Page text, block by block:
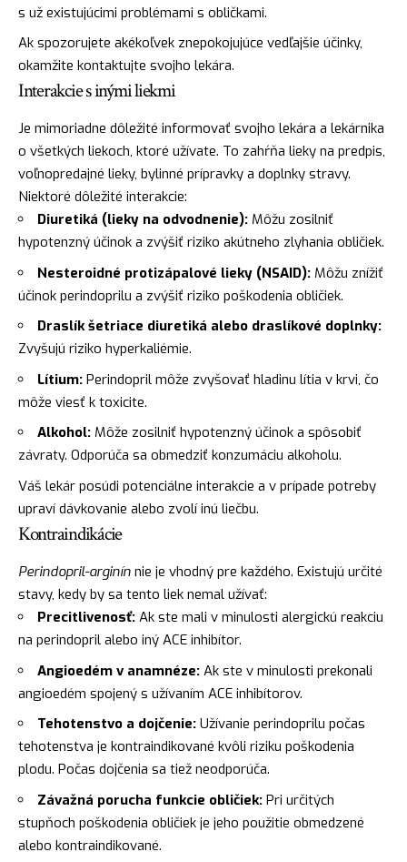
s už existujúcimi problémami s obličkami.
Ak spozorujete akékoľvek znepokojujúce vedľajšie účinky,
okamžite kontaktujte svojho lekára.
Interakcie s inými liekmi
Je mimoriadne dôležité informovať svojho lekára a lekárnika
o všetkých liekoch, ktoré užívate. To zahŕňa lieky na predpis,
voľnopredajné lieky, bylinné prípravky a doplnky stravy.
Niektoré dôležité interakcie:
Diuretiká (lieky na odvodnenie): Môžu zosilniť
hypotenzný účinok a zvýšiť riziko akútneho zlyhania obličiek.
Nesteroidné protizápalové lieky (NSAID): Môžu znížiť
účinok perindoprilu a zvýšiť riziko poškodenia obličiek.
Draslík šetriace diuretiká alebo draslíkové doplnky:
Zvyšujú riziko hyperkaliémie.
Lítium: Perindopril môže zvyšovať hladinu lítia v krvi, čo
môže viesť k toxicite.
Alkohol: Môže zosilniť hypotenzný účinok a spôsobiť
závraty. Odporúča sa obmedziť konzumáciu alkoholu.
Váš lekár posúdi potenciálne interakcie a v prípade potreby
upraví dávkovanie alebo zvolí inú liečbu.
Kontraindikácie
Perindopril-arginín nie je vhodný pre každého. Existujú určité
stavy, kedy by sa tento liek nemal užívať:
Precitlivenosť: Ak ste mali v minulosti alergickú reakciu
na perindopril alebo iný ACE inhibítor.
Angioedém v anamnéze: Ak ste v minulosti prekonali
angioedém spojený s užívaním ACE inhibítorov.
Tehotenstvo a dojčenie: Užívanie perindoprilu počas
tehotenstva je kontraindikované kvôli riziku poškodenia
plodu. Počas dojčenia sa tiež neodporúča.
Závažná porucha funkcie obličiek: Pri určitých
stupňoch poškodenia obličiek je jeho použitie obmedzené
alebo kontraindikované.